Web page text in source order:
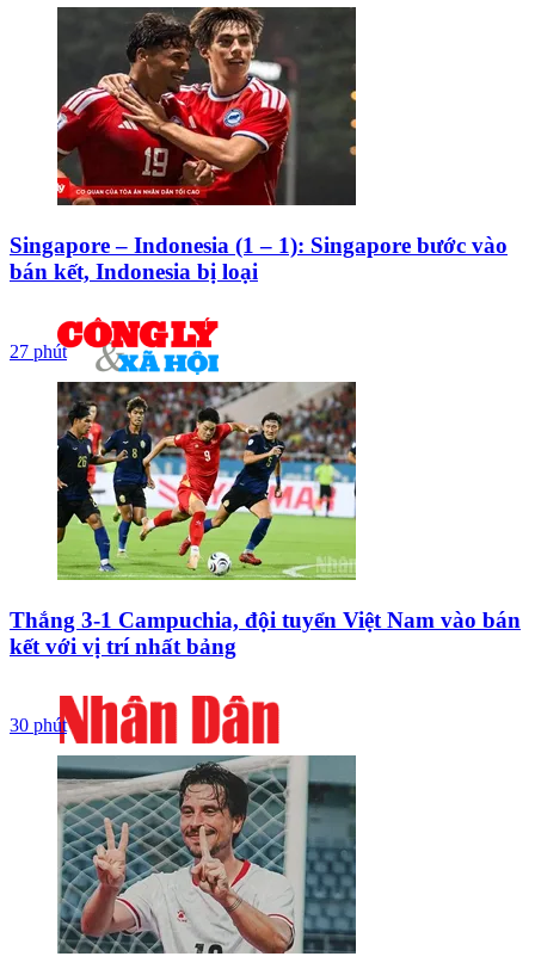
Singapore – Indonesia (1 – 1): Singapore bước vào
bán kết, Indonesia bị loại
27 phút
Thắng 3-1 Campuchia, đội tuyển Việt Nam vào bán
kết với vị trí nhất bảng
30 phút